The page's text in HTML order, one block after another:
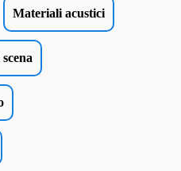
Materiali acustici